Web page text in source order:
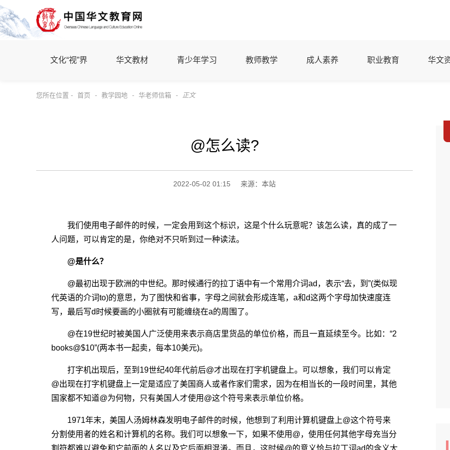
文化“视”界 华文教材 青少年学习 教师教学 成人素养 职业教育 华文
您所在位置 - 首页 - 教学园地 - 华老师信箱 - 正文
@怎么读?
2022-05-02 01:15 来源：本站
我们使用电子邮件的时候，一定会用到这个标识，这是个什么玩意呢？该怎么读，真的成了一
人问题，可以肯定的是，你绝对不只听到过一种读法。
@是什么？
@最初出现于欧洲的中世纪。那时候通行的拉丁语中有一个常用介词ad，表示“去，到”(类似现
代英语的介词to)的意思，为了图快和省事，字母之间就会形成连笔，a和d这两个字母加快速度连
写，最后写d时候要画的小圈就有可能缠绕在a的周围了。
@在19世纪时被美国人广泛使用来表示商店里货品的单位价格，而且一直延续至今。比如：“2
books@$10”(两本书一起卖，每本10美元)。
打字机出现后，至到19世纪40年代前后@才出现在打字机键盘上。可以想象，我们可以肯定
@出现在打字机键盘上一定是适应了美国商人或者作家们需求，因为在相当长的一段时间里，其他
国家都不知道@为何物，只有美国人才使用@这个符号来表示单位价格。
1971年末，美国人汤姆林森发明电子邮件的时候，他想到了利用计算机键盘上@这个符号来
分割使用者的姓名和计算机的名称。我们可以想象一下，如果不使用@，使用任何其他字母充当分
割符都难以避免和它前面的人名以及它后面相混淆。而且，这时候@的意义恰与拉丁词ad的含义大